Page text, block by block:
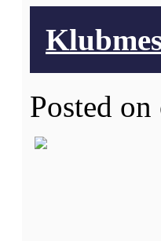
Posted